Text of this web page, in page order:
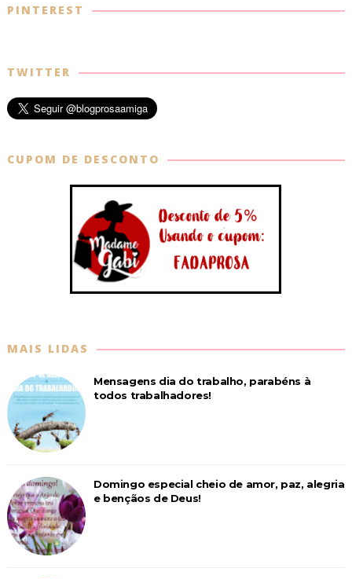
PINTEREST
TWITTER
CUPOM DE DESCONTO
MAIS LIDAS
Mensagens dia do trabalho, parabéns à
todos trabalhadores!
Domingo especial cheio de amor, paz, alegria
e bençãos de Deus!